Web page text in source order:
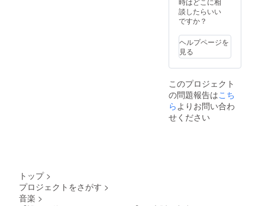
談したらいい
ですか？
ヘルプページを
見る
このプロジェクト
の問題報告はこち
らよりお問い合わ
せください
トップ >
プロジェクトをさがす >
音楽 >